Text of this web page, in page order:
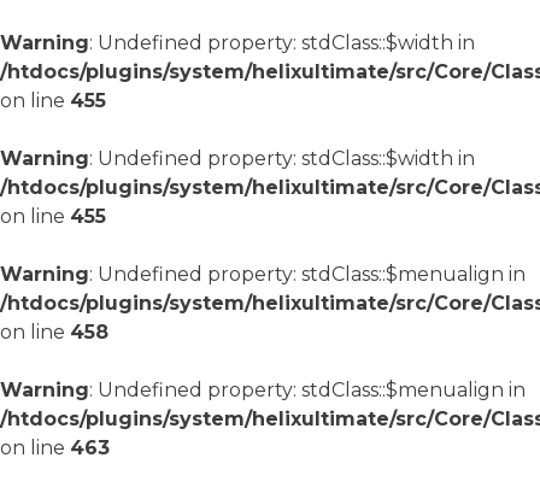
Warning: Undefined property: stdClass::$width in
/htdocs/plugins/system/helixultimate/src/Core/
on line 455
Warning: Undefined property: stdClass::$width in
/htdocs/plugins/system/helixultimate/src/Core/
on line 455
Warning: Undefined property: stdClass::$menualign in
/htdocs/plugins/system/helixultimate/src/Core/
on line 458
Warning: Undefined property: stdClass::$menualign in
/htdocs/plugins/system/helixultimate/src/Core/
on line 463